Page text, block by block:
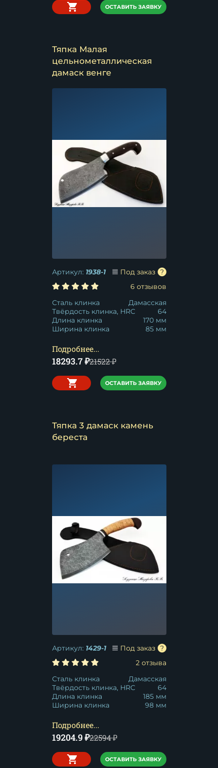
ОСТАВИТЬ ЗАЯВКУ
Тяпка Малая
цельнометаллическая
дамаск венге
Артикул: 1938-1
Под заказ
6 отзывов
Сталь клинка
Дамасская
Твёрдость клинка, HRC
64
Длина клинка
170 мм
Ширина клинка
85 мм
Подробнее...
18293.7₽21522₽
ОСТАВИТЬ ЗАЯВКУ
Тяпка 3 дамаск камень
береста
Артикул: 1429-1
Под заказ
2 отзыва
Сталь клинка
Дамасская
Твёрдость клинка, HRC
64
Длина клинка
185 мм
Ширина клинка
98 мм
Подробнее...
19204.9₽22594₽
ОСТАВИТЬ ЗАЯВКУ